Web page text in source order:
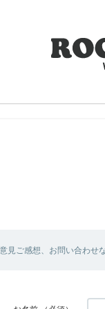
見ご感想、お問い合わせ